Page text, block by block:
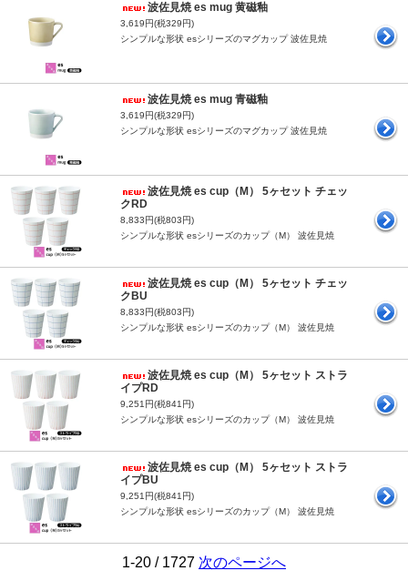
波佐見焼 es mug 黄磁釉
3,619円(税329円)
シンプルな形状 esシリーズのマグカップ 波佐見焼
波佐見焼 es mug 青磁釉
3,619円(税329円)
シンプルな形状 esシリーズのマグカップ 波佐見焼
波佐見焼 es cup（M） 5ヶセット チェッ
クRD
8,833円(税803円)
シンプルな形状 esシリーズのカップ（M） 波佐見焼
波佐見焼 es cup（M） 5ヶセット チェッ
クBU
8,833円(税803円)
シンプルな形状 esシリーズのカップ（M） 波佐見焼
波佐見焼 es cup（M） 5ヶセット ストラ
イプRD
9,251円(税841円)
シンプルな形状 esシリーズのカップ（M） 波佐見焼
波佐見焼 es cup（M） 5ヶセット ストラ
イプBU
9,251円(税841円)
シンプルな形状 esシリーズのカップ（M） 波佐見焼
1-20 / 1727 次のページへ